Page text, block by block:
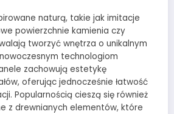
naturą, takie jak imitacje
powierzchnie kamienia czy
tworzyć wnętrza o unikalnym
technologiom
zachowują estetykę
oferując jednocześnie łatwość
Popularnością cieszą się również
z drewnianych elementów, które